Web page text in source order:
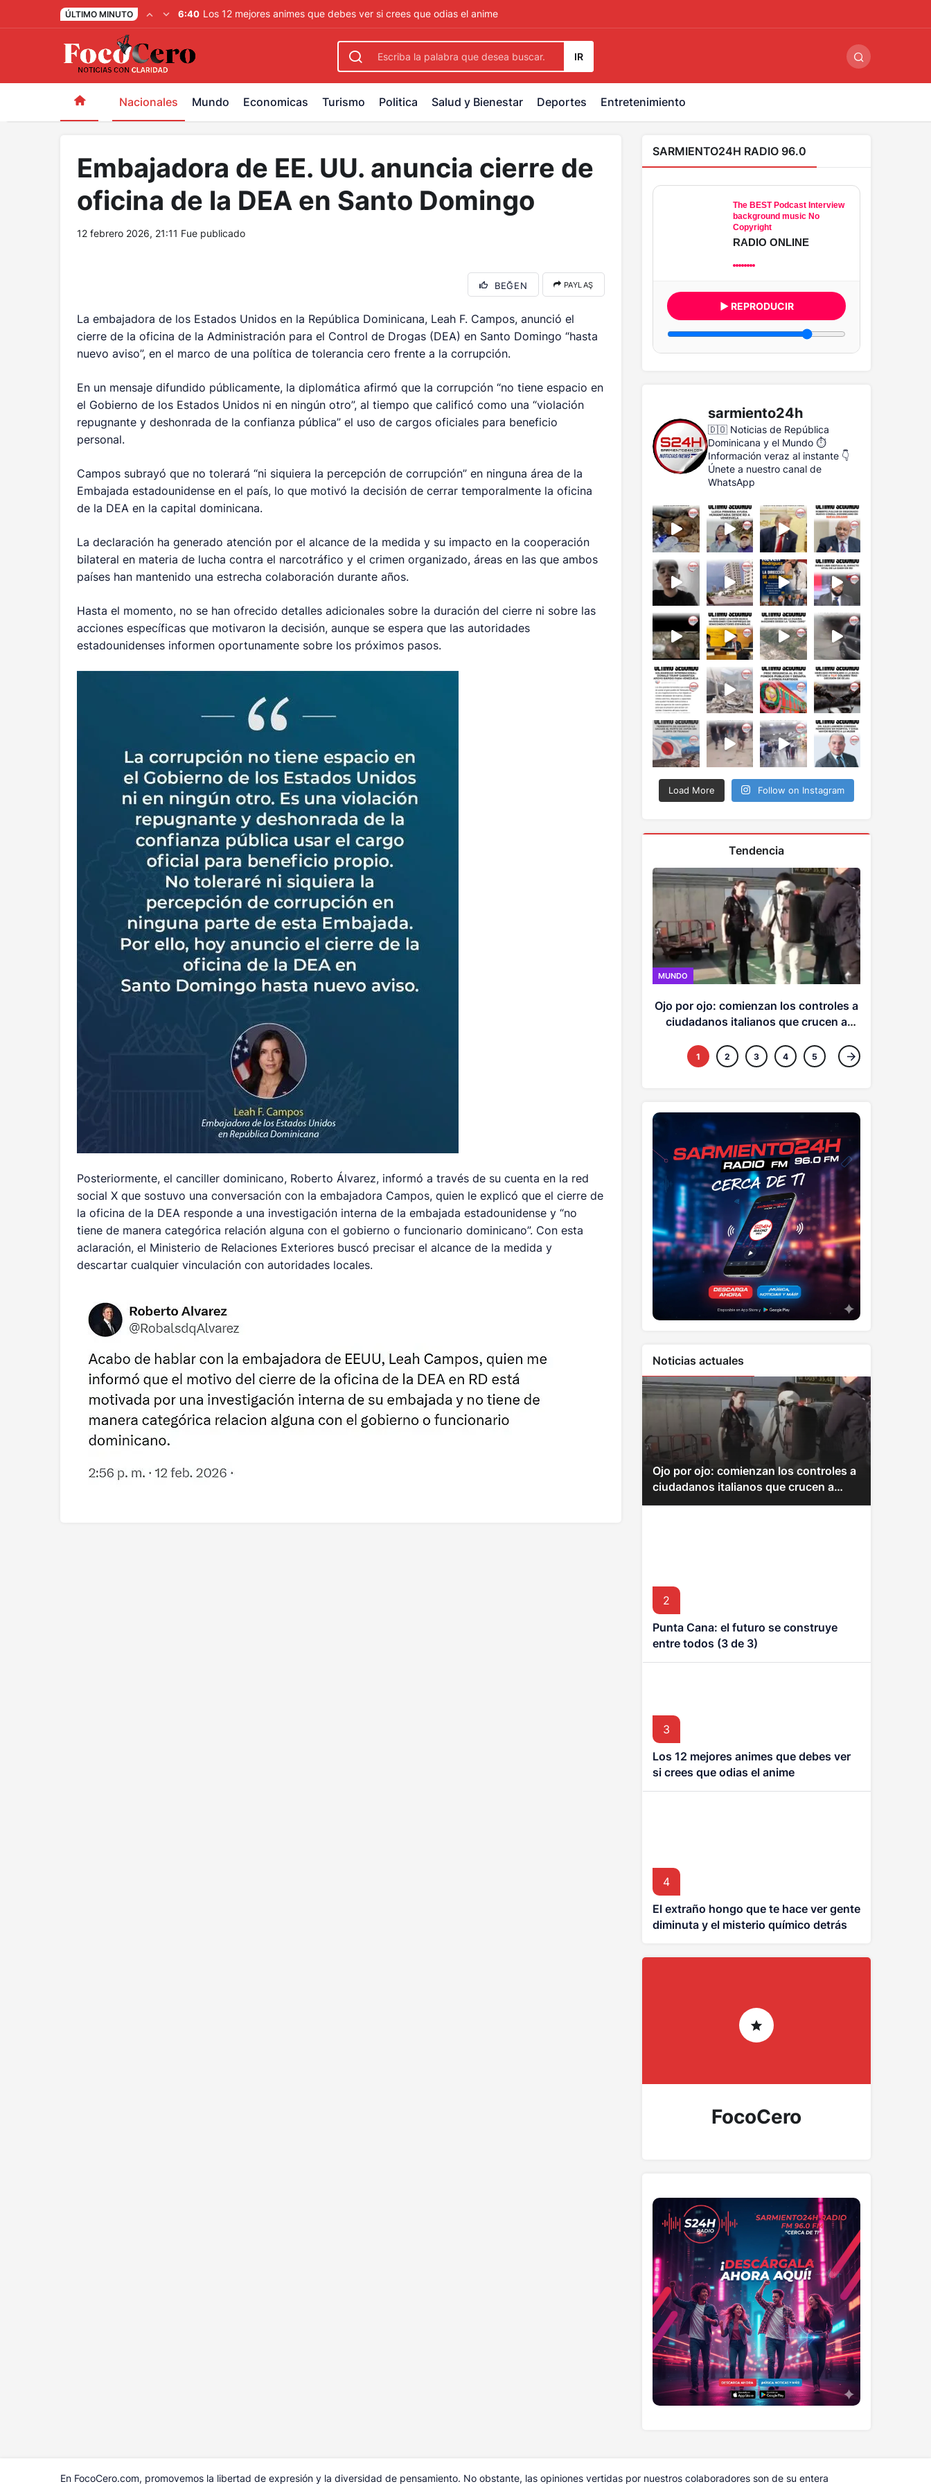
pusulabet giriş-trwin giriş levabet- vizebet giriş masterbetting palacebet1.com- kralbet yeni giriş
ÚLTIMO MINUTO 6:40 Los 12 mejores animes que debes ver si crees que odias el anime
IR
Nacionales Mundo Economicas Turismo Politica Salud y Bienestar Deportes Entretenimiento
Embajadora de EE. UU. anuncia cierre de
oficina de la DEA en Santo Domingo
12 febrero 2026, 21:11 Fue publicado
BEĞEN PAYLAŞ
La embajadora de los Estados Unidos en la República Dominicana, Leah F. Campos, anunció el
cierre de la oficina de la Administración para el Control de Drogas (DEA) en Santo Domingo “hasta
nuevo aviso”, en el marco de una política de tolerancia cero frente a la corrupción.
En un mensaje difundido públicamente, la diplomática afirmó que la corrupción “no tiene espacio en
el Gobierno de los Estados Unidos ni en ningún otro”, al tiempo que calificó como una “violación
repugnante y deshonrada de la confianza pública” el uso de cargos oficiales para beneficio
personal.
Campos subrayó que no tolerará “ni siquiera la percepción de corrupción” en ninguna área de la
Embajada estadounidense en el país, lo que motivó la decisión de cerrar temporalmente la oficina
de la DEA en la capital dominicana.
La declaración ha generado atención por el alcance de la medida y su impacto en la cooperación
bilateral en materia de lucha contra el narcotráfico y el crimen organizado, áreas en las que ambos
países han mantenido una estrecha colaboración durante años.
Hasta el momento, no se han ofrecido detalles adicionales sobre la duración del cierre ni sobre las
acciones específicas que motivaron la decisión, aunque se espera que las autoridades
estadounidenses informen oportunamente sobre los próximos pasos.
Posteriormente, el canciller dominicano, Roberto Álvarez, informó a través de su cuenta en la red
social X que sostuvo una conversación con la embajadora Campos, quien le explicó que el cierre de
la oficina de la DEA responde a una investigación interna de la embajada estadounidense y “no
tiene de manera categórica relación alguna con el gobierno o funcionario dominicano”. Con esta
aclaración, el Ministerio de Relaciones Exteriores buscó precisar el alcance de la medida y
descartar cualquier vinculación con autoridades locales.
SARMIENTO24H RADIO 96.0
The BEST Podcast Interview
background music No
Copyright
RADIO ONLINE
▶ REPRODUCIR
sarmiento24h
🇩🇴 Noticias de República
Dominicana y el Mundo ⏱️
Información veraz al instante 👇
Únete a nuestro canal de
WhatsApp
Load More Follow on Instagram
Tendencia
MUNDO
Ojo por ojo: comienzan los controles a
ciudadanos italianos que crucen a
1 2 3 4 5
Noticias actuales
Ojo por ojo: comienzan los controles a
ciudadanos italianos que crucen a
España
2
Punta Cana: el futuro se construye
entre todos (3 de 3)
3
Los 12 mejores animes que debes ver
si crees que odias el anime
4
El extraño hongo que te hace ver gente
diminuta y el misterio químico detrás
FocoCero
En FocoCero.com, promovemos la libertad de expresión y la diversidad de pensamiento. No obstante, las opiniones vertidas por nuestros colaboradores son de su entera